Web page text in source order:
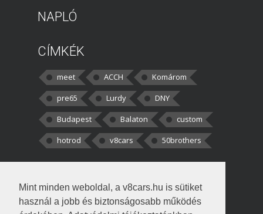
Mint minden weboldal, a v8cars.hu is sütiket
használ a jobb és biztonságosabb működés
NAPLÓ
CÍMKÉK
meet ACCH
Komárom
pre65
Lurdy
DNY
Budapest
Balaton
custom
hotrod
v8cars 50brothers
kortisz:Elszúrtam! Én csak két
darabbaal számoltam. Nem tudtam, hogy fél autót,